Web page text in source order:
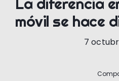
móvil se hace
7